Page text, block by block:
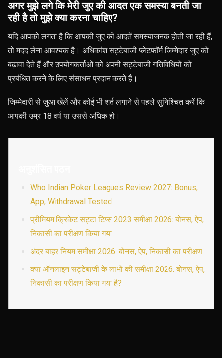
अगर मुझे लगे कि मेरी जुए की आदत एक समस्या बनती जा
रही है तो मुझे क्या करना चाहिए?
यदि आपको लगता है कि आपकी जुए की आदतें समस्याजनक होती जा रही हैं,
तो मदद लेना आवश्यक है। अधिकांश सट्टेबाजी प्लेटफॉर्म जिम्मेदार जुए को
बढ़ावा देते हैं और उपयोगकर्ताओं को अपनी सट्टेबाजी गतिविधियों को
प्रबंधित करने के लिए संसाधन प्रदान करते हैं।
जिम्मेदारी से जुआ खेलें और कोई भी शर्त लगाने से पहले सुनिश्चित करें कि
आपकी उम्र 18 वर्ष या उससे अधिक हो।
Who Indian Poker Leagues Review 2027: Bonus,
App, Withdrawal Tested
प्रीमियम क्रिकेट सट्टा टिप्स 2023 समीक्षा 2026: बोनस, ऐप,
निकासी का परीक्षण किया गया
अंदर बाहर नियम समीक्षा 2026: बोनस, ऐप, निकासी का परीक्षण
क्या ऑनलाइन सट्टेबाजी के लाभों की समीक्षा 2026: बोनस, ऐप,
निकासी का परीक्षण किया गया है?